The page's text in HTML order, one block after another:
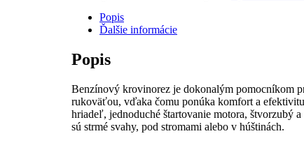
Popis
Ďalšie informácie
Popis
Benzínový krovinorez je dokonalým pomocníkom
rukoväťou, vďaka čomu ponúka komfort a
hriadeľ, jednoduché štartovanie motora, štvorzubý
sú strmé svahy, pod stromami alebo v húštinách.